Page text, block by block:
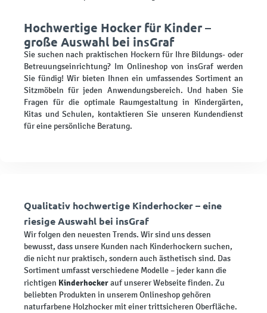
Hochwertige Hocker für Kinder –
große Auswahl bei insGraf
Sie suchen nach praktischen Hockern für Ihre Bildungs- oder
Betreuungseinrichtung? Im Onlineshop von insGraf werden
Sie fündig! Wir bieten Ihnen ein umfassendes Sortiment an
Sitzmöbeln für jeden Anwendungsbereich. Und haben Sie
Fragen für die optimale Raumgestaltung in Kindergärten,
Kitas und Schulen, kontaktieren Sie unseren Kundendienst
für eine persönliche Beratung.
Qualitativ hochwertige Kinderhocker – eine
riesige Auswahl bei insGraf
Wir folgen den neuesten Trends. Wir sind uns dessen
bewusst, dass unsere Kunden nach Kinderhockern suchen,
die nicht nur praktisch, sondern auch ästhetisch sind. Das
Sortiment umfasst verschiedene Modelle – jeder kann die
richtigen Kinderhockerauf unserer Webseite finden. Zu
beliebten Produkten in unserem Onlineshop gehören
naturfarbene Holzhocker mit einer trittsicheren Oberfläche.